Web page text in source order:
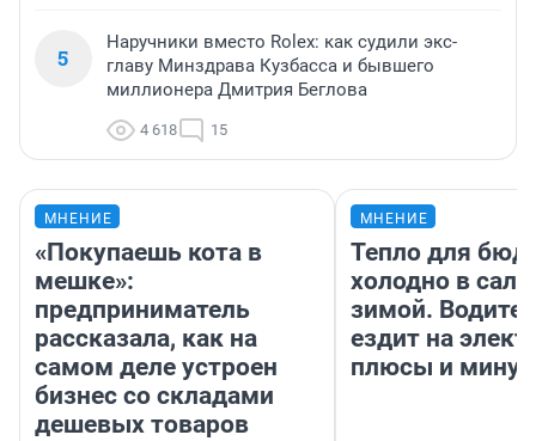
5
Наручники вместо Rolex: как судили экс-
главу Минздрава Кузбасса и бывшего
миллионера Дмитрия Беглова
4 618 15
МНЕНИЕ
«Покупаешь кота в
мешке»:
предприниматель
рассказала, как на
самом деле устроен
бизнес со складами
дешевых товаров
МНЕНИЕ
Тепло для
холодно в
зимой.
ездит на
плюсы и